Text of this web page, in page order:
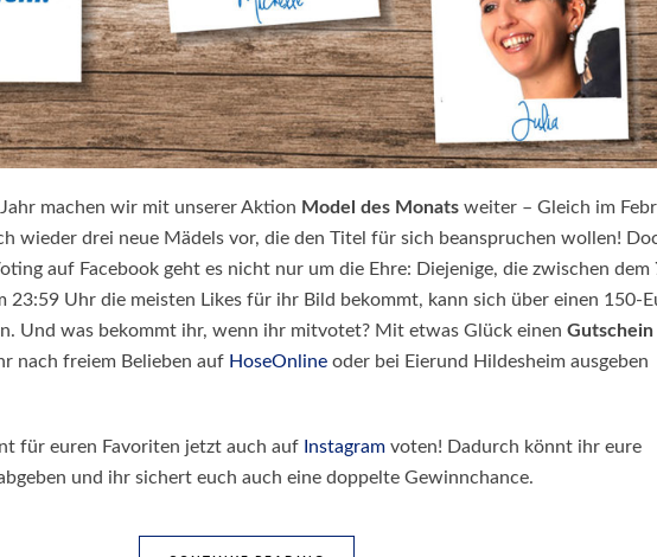
machen wir mit unserer Aktion Model des Monats weiter – Gleich im
wieder drei neue Mädels vor, die den Titel für sich beanspruchen wollen!
auf Facebook geht es nicht nur um die Ehre: Diejenige, die zwischen dem
23:59 Uhr die meisten Likes für ihr Bild bekommt, kann sich über einen 150-
Und was bekommt ihr, wenn ihr mitvotet? Mit etwas Glück einen Gutschein
nach freiem Belieben auf HoseOnline oder bei Eierund Hildesheim ausgeben
für euren Favoriten jetzt auch auf Instagram voten! Dadurch könnt ihr eure
und ihr sichert euch auch eine doppelte Gewinnchance.